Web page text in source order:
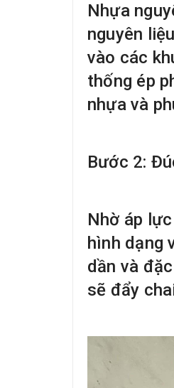
Nhựa
nguyên
vào các
thống ép
nhựa và
Bước 2:
Nhờ áp
hình dạng
dần và
sẽ đẩy